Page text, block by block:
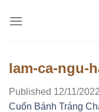
lam-ca-ngu-
Published 12/11/2022
Cuốn Bánh Tráng